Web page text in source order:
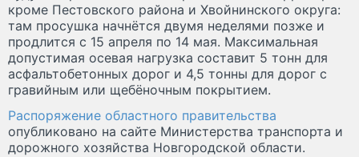
кроме Пестовского района и Хвойнинского округа:
там просушка начнётся двумя неделями позже и
продлится с 15 апреля по 14 мая. Максимальная
допустимая осевая нагрузка составит 5 тонн для
асфальтобетонных дорог и 4,5 тонны для дорог с
гравийным или щебёночным покрытием.
Распоряжение областного правительства
опубликовано на сайте Министерства транспорта и
дорожного хозяйства Новгородской области.